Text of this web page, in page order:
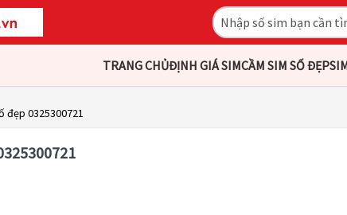
TRANG CHỦĐỊNH GIÁ SIMCẦM SIM SỐ ĐẸP
đẹp 0325300721